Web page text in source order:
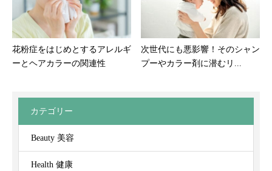
花粉症をはじめとするアレルギ
ーとヘアカラーの関連性
次世代にも悪影響！そのシャン
プーやカラー剤に潜むリ...
カテゴリー
Beauty 美容
Health 健康